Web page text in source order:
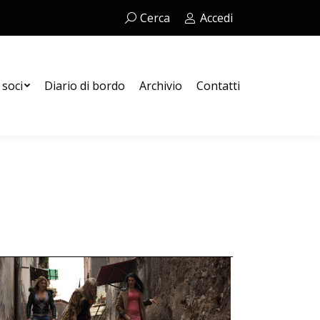
Cerca:Cerca Accedi
Diario di bordo Archivio Contatti
Contatti